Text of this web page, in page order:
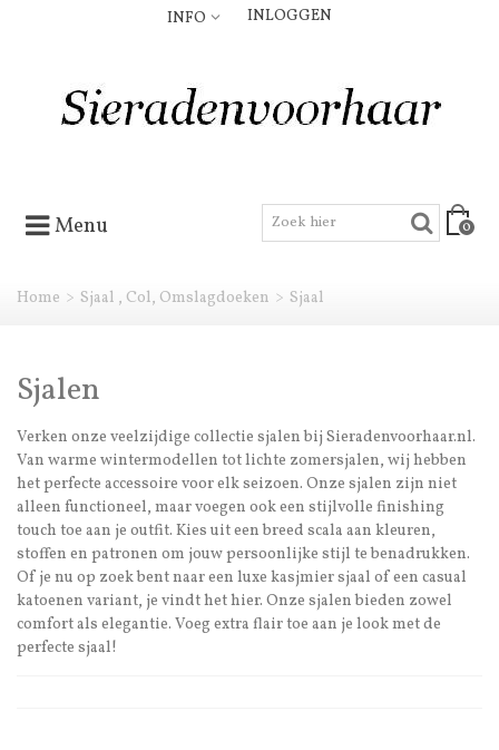
INFO INLOGGEN
Menu 0
Home > Sjaal , Col, Omslagdoeken > Sjaal
Sjalen
Verken onze veelzijdige collectie sjalen bij Sieradenvoorhaar.nl.
Van warme wintermodellen tot lichte zomersjalen, wij hebben
het perfecte accessoire voor elk seizoen. Onze sjalen zijn niet
alleen functioneel, maar voegen ook een stijlvolle finishing
touch toe aan je outfit. Kies uit een breed scala aan kleuren,
stoffen en patronen om jouw persoonlijke stijl te benadrukken.
Of je nu op zoek bent naar een luxe kasjmier sjaal of een casual
katoenen variant, je vindt het hier. Onze sjalen bieden zowel
comfort als elegantie. Voeg extra flair toe aan je look met de
perfecte sjaal!